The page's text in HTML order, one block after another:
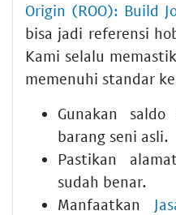
Origin (ROO): Build
bisa jadi referensi
Kami selalu
memenuhi standar
Gunakan
barang seni asli.
Pastikan
sudah benar.
Manfaatkan